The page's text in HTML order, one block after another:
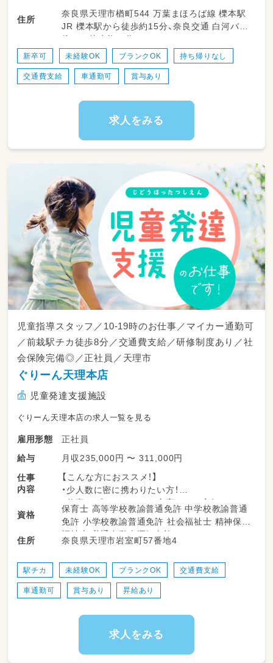
住所
奈良県天理市楢町544 万葉まほろば線 櫟本駅
JR 櫟本駅から徒歩約15分、奈良交通 白河バス
停から徒歩約３分
新卒可 未経験OK ブランクOK 持ち帰りなし
交通費支給 車通勤可 賞与あり
求人をみる
児童指導スタッフ／10-19時のお仕事／マイカー通勤可
／前栽駅チカ徒歩8分／交通費支給／研修制度あり／社
会保険完備◎／正社員／天理市
ぐりーん天理本店
児童発達支援施設
ぐりーん天理本店の求人一覧を見る
雇用形態
正社員
給与
月収235,000円 〜 311,000円
仕事
内容
【こんな方におススメ！】
・少人数に密に携わりたい方！
・仕事もプライベートも充実したい方！
【仕事内容】
ソーシャルスキルトレーニングや感覚遊びを活
個々に触れて成長を見守るお仕事になります。
・支援の事前準備
・活動・指導記録
・保護者様への報告や相談の情報共有 など
資格
保育士 高等学校教諭普通免許 中学校教諭普通
免許 小学校教諭普通免許 社会福祉士 精神保健
福祉士 普通自動車運転免許
住所 奈良県天理市岩室町57番地4
駅チカ 未経験OK ブランクOK 交通費支給
車通勤可 賞与あり 昇給あり
求人をみる